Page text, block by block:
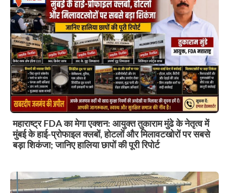
महाराष्ट्र FDA का मेगा एक्शन: आयुक्त तुकाराम मुंढे के नेतृत्व में
मुंबई के हाई-प्रोफाइल क्लबों, होटलों और मिलावटखोरों पर सबसे
बड़ा शिकंजा; जानिए हालिया छापों की पूरी रिपोर्ट